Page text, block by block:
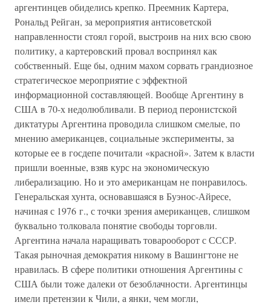
аргентинцев обиделись крепко. Преемник Картера,
Рональд Рейган, за мероприятия антисоветской
направленности стоял горой, выстроив на них всю свою
политику, а картеровский провал воспринял как
собственный. Еще бы, одним махом сорвать грандиозное
стратегическое мероприятие с эффектной
информационной составляющей. Вообще Аргентину в
США в 70-х недолюбливали. В период перонистской
диктатуры Аргентина проводила слишком смелые, по
мнению американцев, социальные эксперименты, за
которые ее в госдепе почитали «красной». Затем к власти
пришли военные, взяв курс на экономическую
либерализацию. Но и это американцам не понравилось.
Генеральская хунта, основавшаяся в Буэнос-Айресе,
начиная с 1976 г., с точки зрения американцев, слишком
буквально толковала понятие свободы торговли.
Аргентина начала наращивать товарооборот с СССР.
Такая рыночная демократия никому в Вашингтоне не
нравилась. В сфере политики отношения Аргентины с
США были тоже далеки от безоблачности. Аргентинцы
имели претензии к Чили, а янки, чем могли,